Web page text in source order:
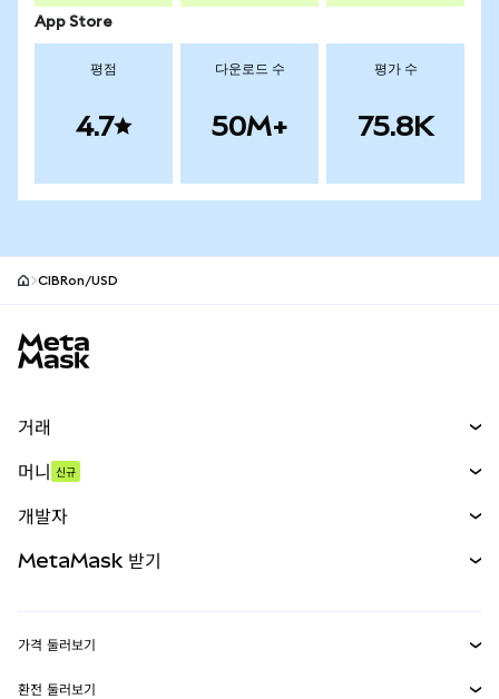
App Store
평점
4.7
다운로드 수
50M+
평가 수
75.8K
CIBRon/USD
거래
무기한 선물
실물자산
머니 신규
개발자
MetaMask 받기
가격 둘러보기
환전 둘러보기